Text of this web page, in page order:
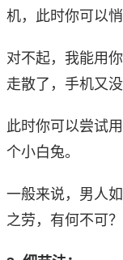
机，此时你可以
对不起，我能用
走散了，手机又没
此时你可以尝试
个小白兔。
一般来说，男人
之劳，有何不可